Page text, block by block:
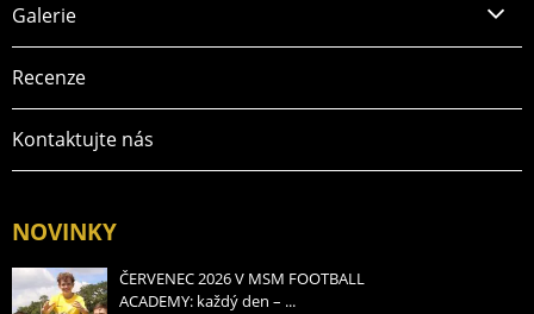
NOVINKY
ČERVENEC 2026 V MSM FOOTBALL
ACADEMY: každý den – ...
Galerie
Recenze
Kontaktujte nás